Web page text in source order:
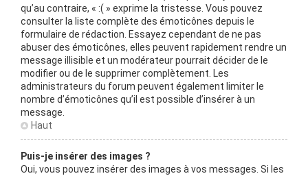
qu’au contraire, « :( » exprime la tristesse. Vous pouvez
consulter la liste complète des émoticônes depuis le
formulaire de rédaction. Essayez cependant de ne pas
abuser des émoticônes, elles peuvent rapidement rendre un
message illisible et un modérateur pourrait décider de le
modifier ou de le supprimer complètement. Les
administrateurs du forum peuvent également limiter le
nombre d’émoticônes qu’il est possible d’insérer à un
message.
Haut
Puis-je insérer des images ?
Oui, vous pouvez insérer des images à vos messages. Si les